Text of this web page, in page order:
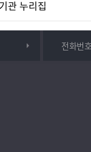
관 누리집
전화번